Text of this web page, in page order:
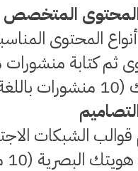
المتخصص
المحتوى
ثم كتابة
الشبكات